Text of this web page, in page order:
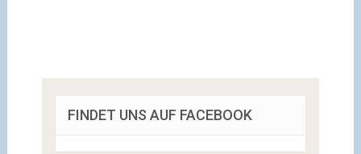
FINDET UNS AUF FACEBOOK